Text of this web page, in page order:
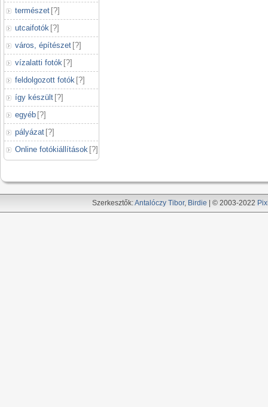
természet [?]
utcaifotók [?]
város, építészet [?]
vízalatti fotók [?]
feldolgozott fotók [?]
így készült [?]
egyéb [?]
pályázat [?]
Online fotókiállítások [?]
Szerkesztők:Antalóczy Tibor, Birdie | © 2003-2022